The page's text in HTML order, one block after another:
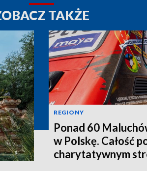
TAKŻE
REGIONY
Ponad 60
w Polskę. Całość
charytatywnym